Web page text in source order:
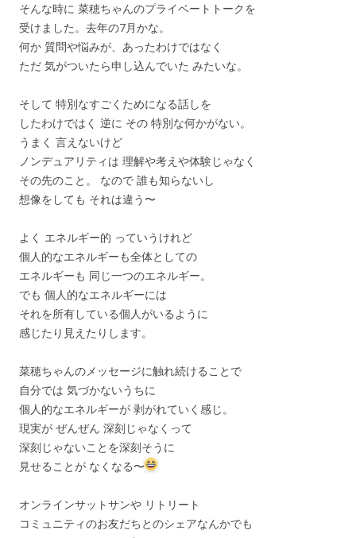
そんな時に 菜穂ちゃんのプライベートトークを
受けました。去年の7月かな。
何か 質問や悩みが、あったわけではなく
ただ 気がついたら申し込んでいた みたいな。
そして 特別なすごくためになる話しを
したわけではく 逆に その 特別な何かがない。
うまく 言えないけど
ノンデュアリティは 理解や考えや体験じゃなく
その先のこと。 なので 誰も知らないし
想像をしても それは違う〜
よく エネルギー的 っていうけれど
個人的なエネルギーも全体としての
エネルギーも 同じ一つのエネルギー。
でも 個人的なエネルギーには
それを所有している個人がいるように
感じたり見えたりします。
菜穂ちゃんのメッセージに触れ続けることで
自分では 気づかないうちに
個人的なエネルギーが 剥がれていく感じ。
現実が ぜんぜん 深刻じゃなくって
深刻じゃないことを深刻そうに
見せることが なくなる〜
オンラインサットサンや リトリート
コミュニティのお友だちとのシェアなんかでも